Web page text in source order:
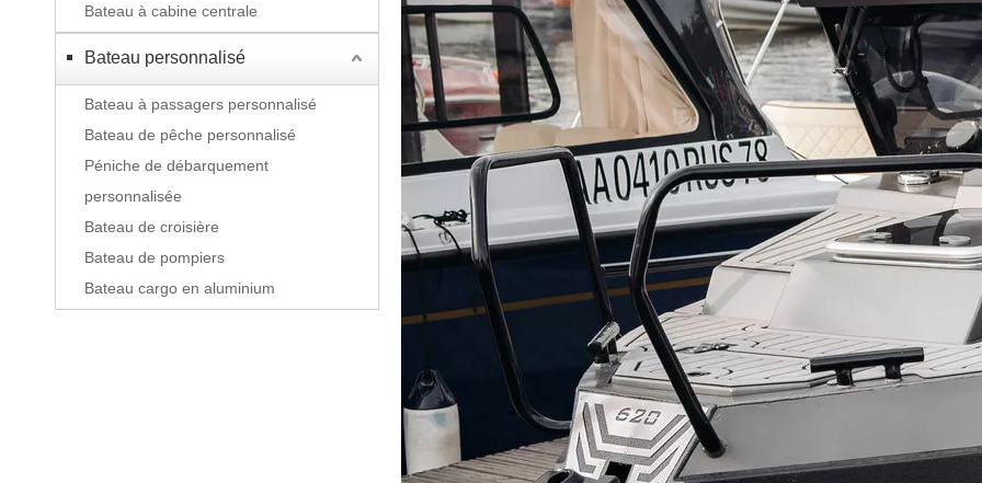
Bateau à cabine centrale
Bateau personnalisé
Bateau à passagers personnalisé
Bateau de pêche personnalisé
Péniche de débarquement
personnalisée
Bateau de croisière
Bateau de pompiers
Bateau cargo en aluminium